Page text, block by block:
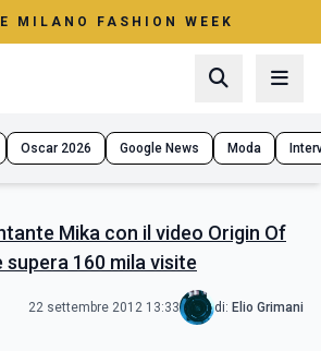
MILANO FASHION WEEK
Oscar 2026 Google News Moda
Mika con il video Origin Of
supera 160 mila visite
22 settembre 2012 13:33 di: Elio Grimani